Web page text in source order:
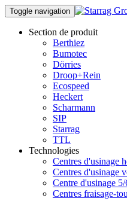
Toggle navigation
Section de produit
Berthiez
Bumotec
Dörries
Droop+Rein
Ecospeed
Heckert
Scharmann
SIP
Starrag
TTL
Technologies
Centres d'usinage
Centres d'usinage
Centre d'usinage 5/
Centres fraisage-